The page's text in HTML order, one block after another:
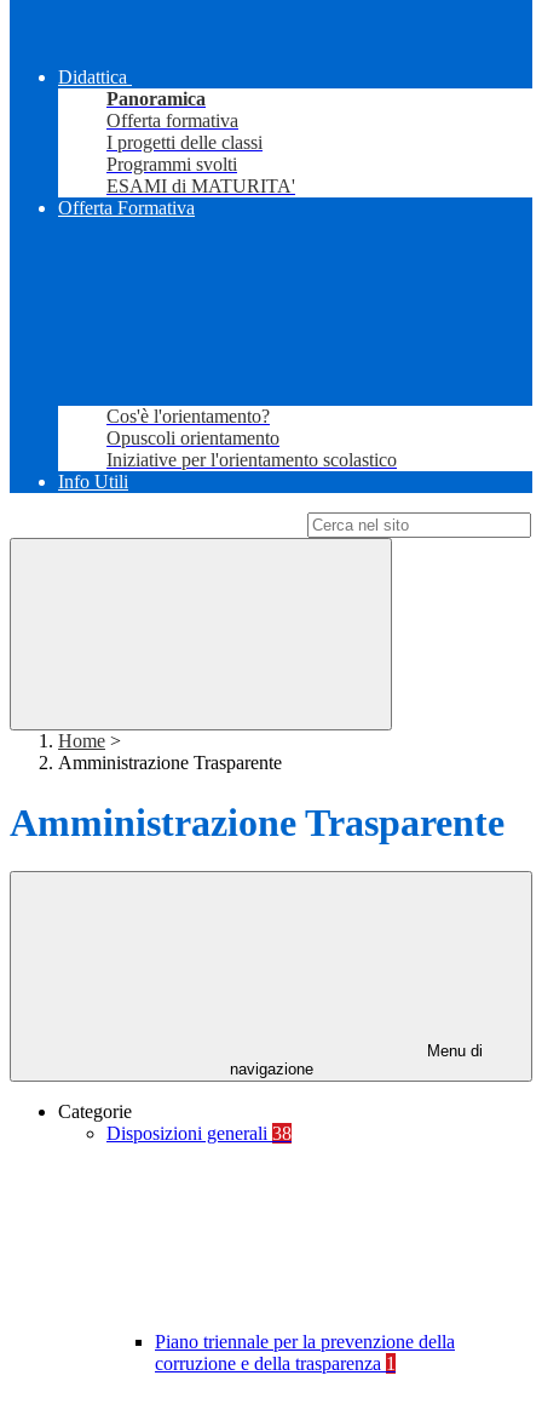
Didattica
Panoramica
Offerta formativa
I progetti delle classi
Programmi svolti
ESAMI di MATURITA'
Offerta Formativa
Cos'è l'orientamento?
Opuscoli orientamento
Iniziative per l'orientamento scolastico
Info Utili
Home >
Amministrazione Trasparente
Amministrazione Trasparente
Menu di
navigazione
Categorie
Disposizioni generali 38
Piano triennale per la prevenzione della
corruzione e della trasparenza 1